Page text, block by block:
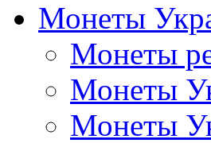
Монеты
Монеты
Монеты
Монеты